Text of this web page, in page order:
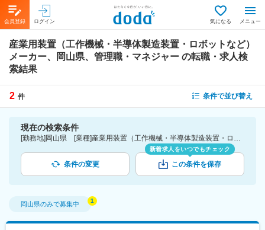
会員登録 ログイン 気になる メニュー
産業用装置（工作機械・半導体製造装置・ロボットなど）
メーカー、岡山県、管理職・マネジャー の転職・求人検
索結果
2 件 条件で並び替え
現在の検索条件
[勤務地]岡山県 [業種]産業用装置（工作機械・半導体製造装置・ロボットなど）メーカー-メーカー（機械・電気）業界 [詳細条件](仕事内容)管理職・マネジャー
条件の変更
新着求人をいつでもチェック
この条件を保存
岡山県のみで募集中